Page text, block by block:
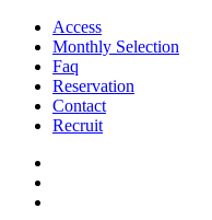
Access
Monthly Selection
Faq
Reservation
Contact
Recruit